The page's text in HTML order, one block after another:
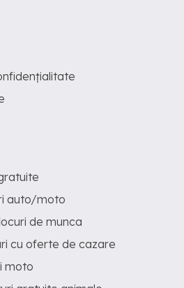
auto/moto
de munca
cu oferte de cazare
moto